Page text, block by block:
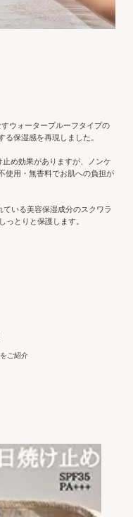
ウォータープルーフタイプの
保湿感を再現しました。
め効果がありますが、ノンケ
使用・無香料でお肌への負担が
いる美容保湿成分のスクワラ
とりと保護します。
ご紹介